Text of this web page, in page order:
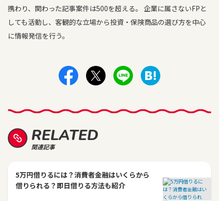
携わり、関わった記事案件は500を超える。 企業に属さないFPと
しても活動し、客観的な立場から投資・保険商品の選び方を中心
に情報発信を行う。
RELATED
関連記事
5万円借りるには？消費者金融はいくらから
借りられる？即日借りる方法も紹介